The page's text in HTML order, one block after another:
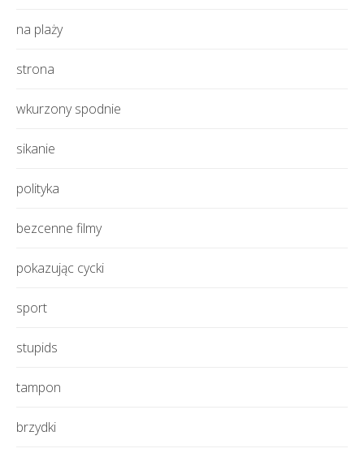
na plaży
strona
wkurzony spodnie
sikanie
polityka
bezcenne filmy
pokazując cycki
sport
stupids
tampon
brzydki